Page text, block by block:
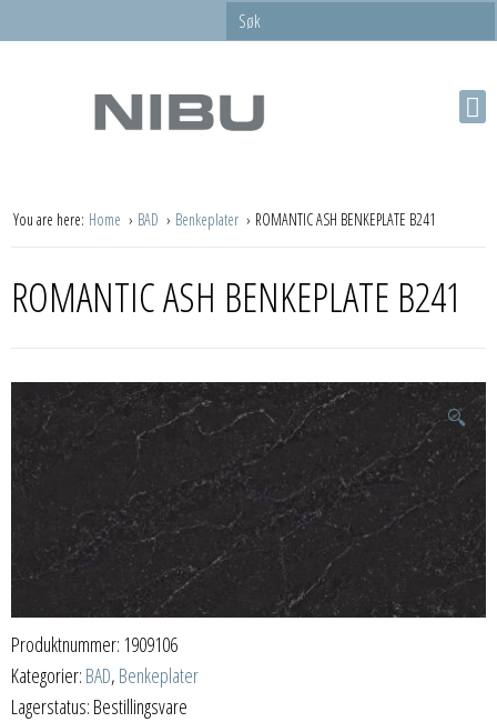
You are here: Home BAD Benkeplater ROMANTIC ASH BENKEPLATE B241
ROMANTIC ASH BENKEPLATE B241
🔍
Produktnummer: 1909106
Kategorier: BAD, Benkeplater
Lagerstatus: Bestillingsvare